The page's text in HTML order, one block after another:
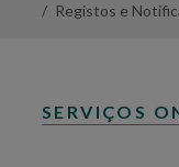
Registos e
SERVIÇOS